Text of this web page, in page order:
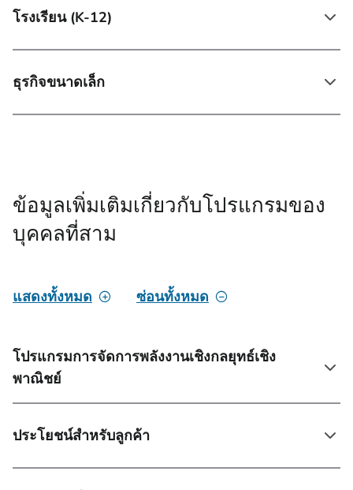
โรงเรียน (K-12)
ธุรกิจขนาดเล็ก
ข้อมูลเพิ่มเติมเกี่ยวกับโปรแกรมของ
บุคคลที่สาม
แสดงทั้งหมด ซ่อนทั้งหมด
โปรแกรมการจัดการพลังงานเชิงกลยุทธ์เชิง
พาณิชย์
ประโยชน์สําหรับลูกค้า